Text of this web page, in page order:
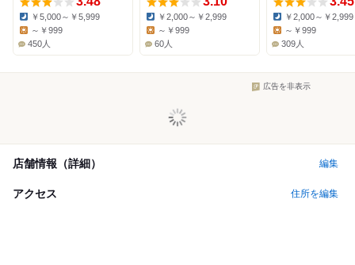
Dinner:
￥5,000～￥5,999
～￥999
450人
Dinner:
￥2,000～￥2,999
Lunch:
～￥999
60人
Dinner:
￥2,000～￥2,999
～￥999
309人
広告を非表示
店舗情報（詳細） 編集
アクセス 住所を編集